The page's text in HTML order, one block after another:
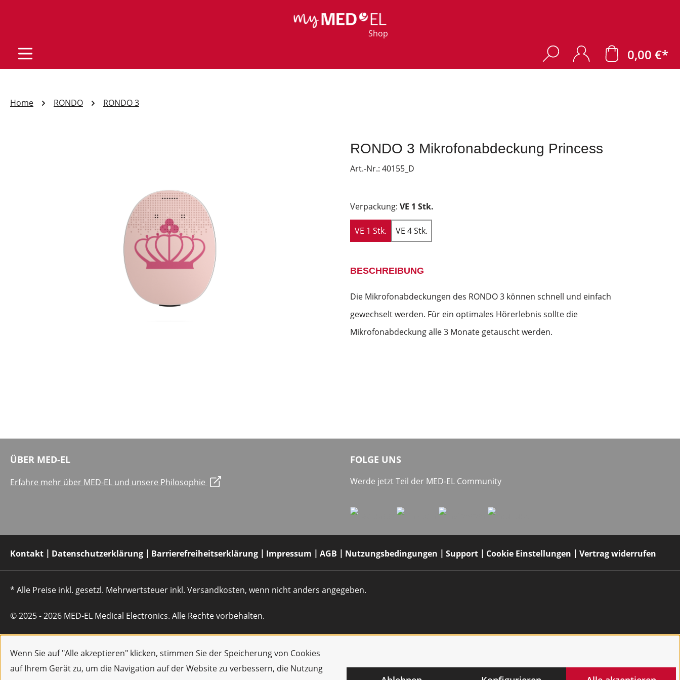
Wenn Sie auf "Alle akzeptieren" klicken, stimmen Sie der Speicherung von Cookies
auf Ihrem Gerät zu, um die Navigation auf der Website zu verbessern, die Nutzung
Shop
0,00 €*
Home RONDO RONDO 3
RONDO 3 Mikrofonabdeckung Princess
Art.-Nr.: 40155_D
Verpackung: VE 1 Stk.
VE 1 Stk. VE 4 Stk.
BESCHREIBUNG
Die Mikrofonabdeckungen des RONDO 3 können schnell und einfach
gewechselt werden. Für ein optimales Hörerlebnis sollte die
Mikrofonabdeckung alle 3 Monate getauscht werden.
ÜBER MED-EL
Erfahre mehr über MED-EL und unsere Philosophie
FOLGE UNS
Werde jetzt Teil der MED-EL Community
Kontakt Datenschutzerklärung Barrierefreiheitserklärung Impressum AGB Nutzungsbedingungen Support Cookie Einstellungen Vertrag widerrufen
* Alle Preise inkl. gesetzl. Mehrwertsteuer inkl. Versandkosten, wenn nicht anders angegeben.
© 2025 - 2026 MED-EL Medical Electronics. Alle Rechte vorbehalten.